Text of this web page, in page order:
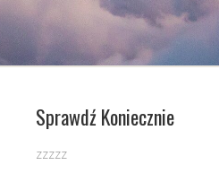
Sprawdź Koniecznie
zzzzz